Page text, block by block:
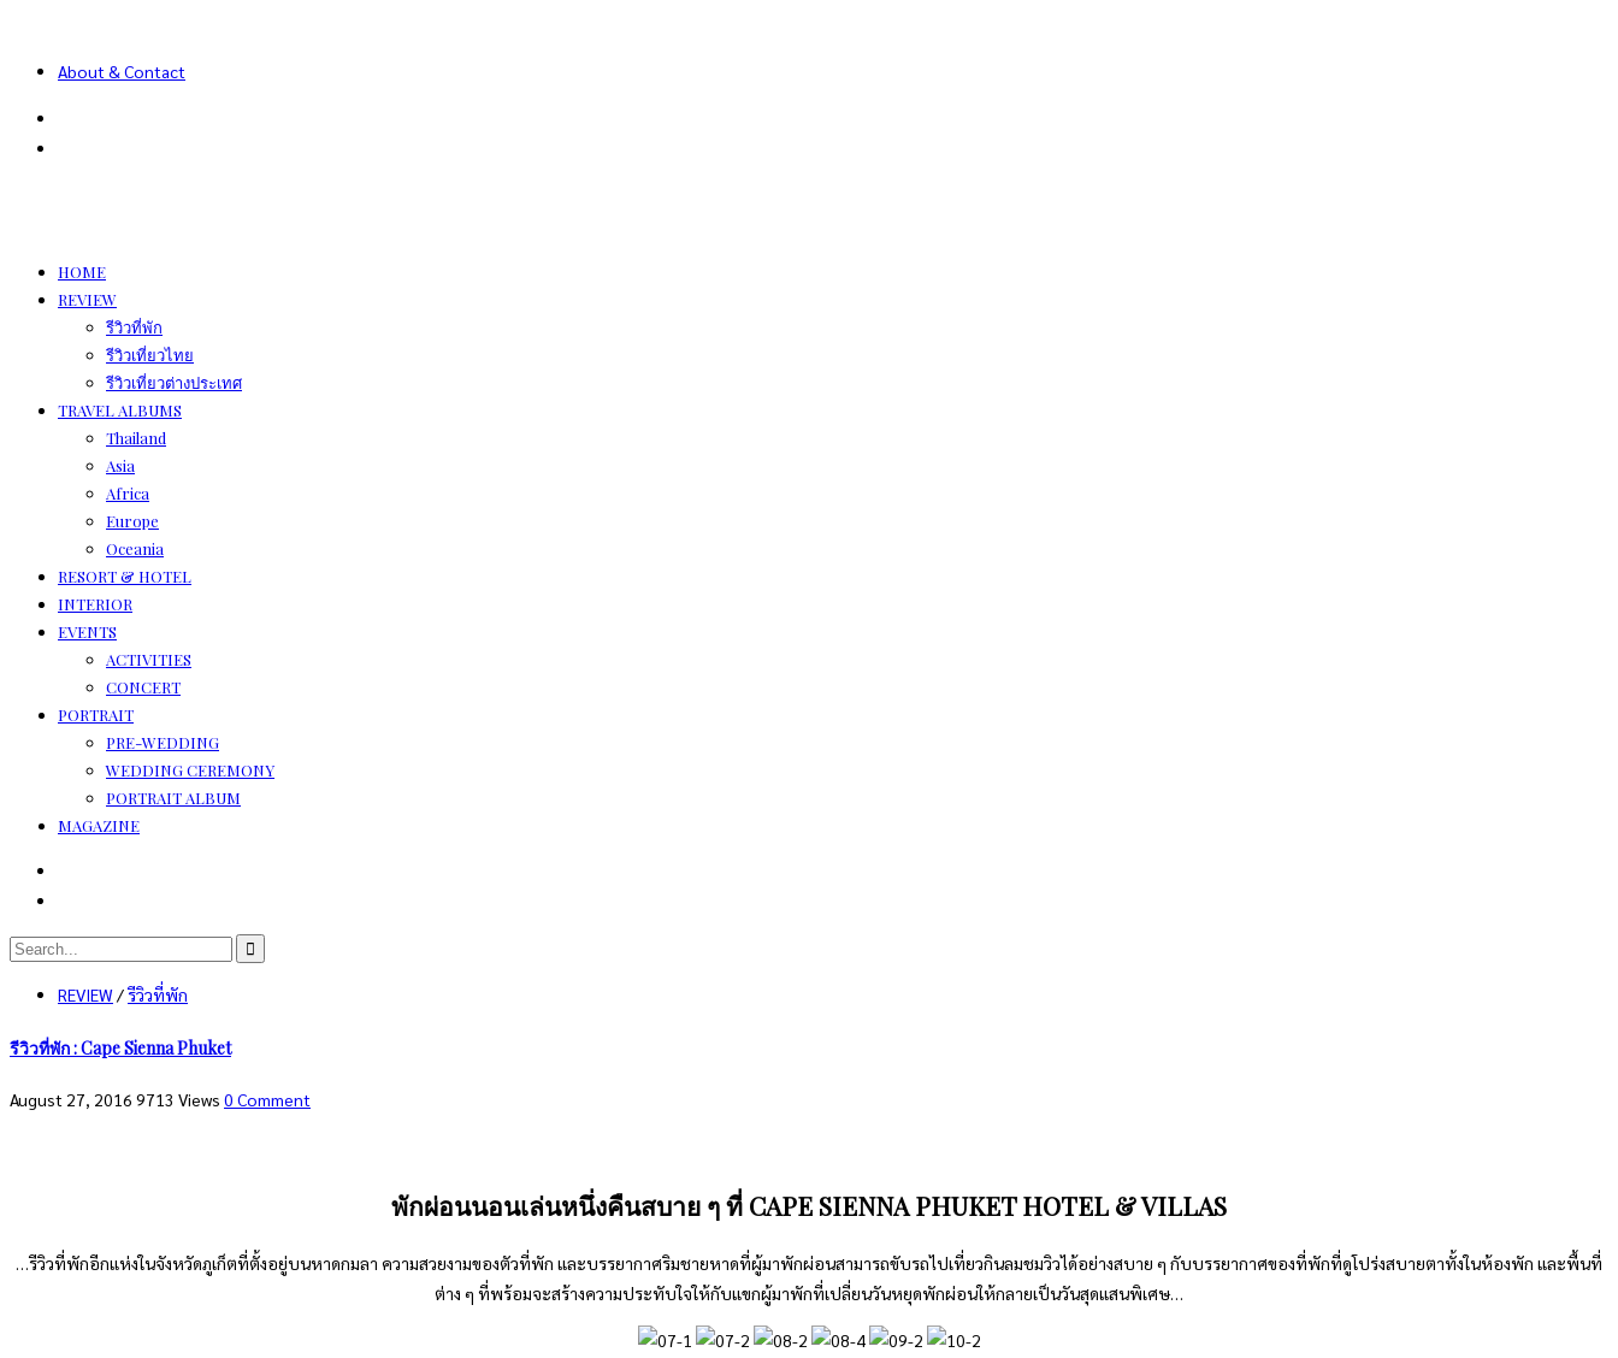
About & Contact
HOME
REVIEW
รีวิวที่พัก
รีวิวเที่ยวไทย
รีวิวเที่ยวต่างประเทศ
TRAVEL ALBUMS
Thailand
Asia
Africa
Europe
Oceania
RESORT & HOTEL
INTERIOR
EVENTS
ACTIVITIES
CONCERT
PORTRAIT
PRE-WEDDING
WEDDING CEREMONY
PORTRAIT ALBUM
MAGAZINE
REVIEW/รีวิวที่พัก
รีวิวที่พัก : Cape Sienna Phuket
August 27, 2016 9713 Views 0 Comment
พักผ่อนนอนเล่นหนึ่งคืนสบาย ๆ ที่ CAPE SIENNA PHUKET HOTEL & VILLAS
…รีวิวที่พักอีกแห่งในจังหวัดภูเก็ตที่ตั้งอยู่บนหาดกมลา ความสวยงามของตัวที่พัก และบรรยากาศริมชายหาดที่ผู้มาพักผ่อนสามารถขับรถไปเที่ยวกินลมชมวิวได้อย่างสบาย ๆ กับบรรยากาศของที่พักที่ดูโปร่งสบายตาทั้งในห้องพัก และพื้นที่
ต่าง ๆ ที่พร้อมจะสร้างความประทับใจให้กับแขกผู้มาพักที่เปลี่ยนวันหยุดพักผ่อนให้กลายเป็นวันสุดแสนพิเศษ…